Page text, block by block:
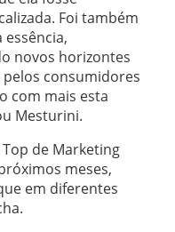
Foi também
novos horizontes
consumidores
com mais esta
Mesturini.
de Marketing
meses,
em diferentes